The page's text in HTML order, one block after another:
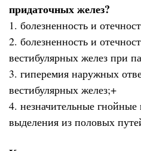
придаточных желез?
1. болезненность и
2. болезненность и
вестибулярных желез при
3. гиперемия наружных
вестибулярных желез;+
4. незначительные
выделения из половых